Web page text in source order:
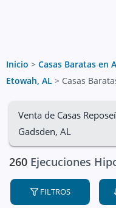
Inicio > Casas Baratas en
Etowah, AL > Casas
Venta de Casas
Gadsden, AL
260 Ejecuciones
FILTROS